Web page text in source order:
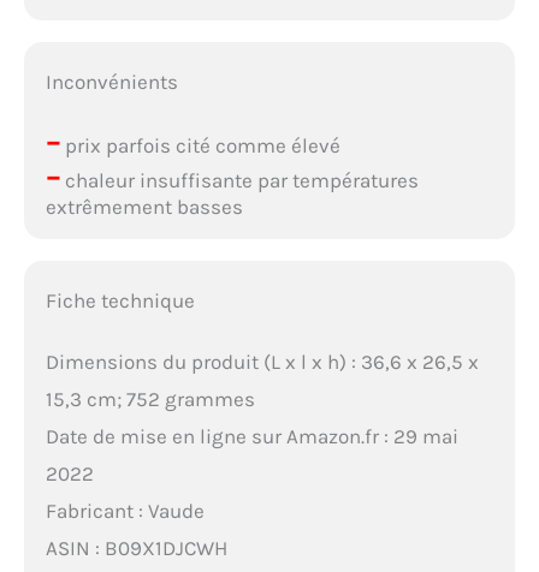
Inconvénients
–prix parfois cité comme élevé
–chaleur insuffisante par températures
extrêmement basses
Fiche technique
Dimensions du produit (L x l x h) : 36,6 x 26,5 x
15,3 cm; 752 grammes
Date de mise en ligne sur Amazon.fr : 29 mai
2022
Fabricant : Vaude
ASIN : B09X1DJCWH